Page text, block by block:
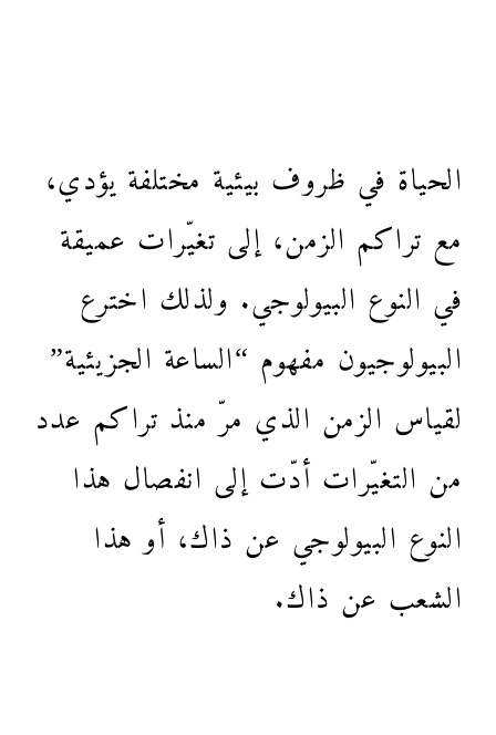
الحياة في ظروف بيئية مختلفة يؤدي،
مع تراكم الزمن، إلى تغيّرات عميقة
في النوع البيولوجي. ولذلك اخترع
البيولوجيون مفهوم “الساعة الجزيئية”
لقياس الزمن الذي مرّ منذ تراكم عدد
من التغيّرات أدّت إلى انفصال هذا
النوع البيولوجي عن ذاك، أو هذا
الشعب عن ذاك.